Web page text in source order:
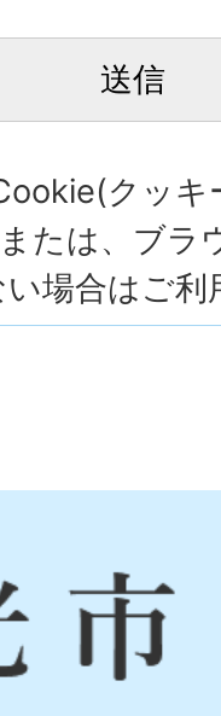
クッキ
たは、ブラ
場合はご利